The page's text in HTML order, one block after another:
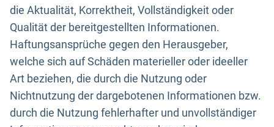
die Aktualität, Korrektheit, Vollständigkeit oder
Qualität der bereitgestellten Informationen.
Haftungsansprüche gegen den Herausgeber,
welche sich auf Schäden materieller oder ideeller
Art beziehen, die durch die Nutzung oder
Nichtnutzung der dargebotenen Informationen bzw.
durch die Nutzung fehlerhafter und unvollständiger